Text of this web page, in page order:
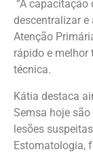
“A
descentralizar
Atenção
rápido e melhor
técnica.
Kátia destaca
Semsa hoje
lesões
Estomatologia,